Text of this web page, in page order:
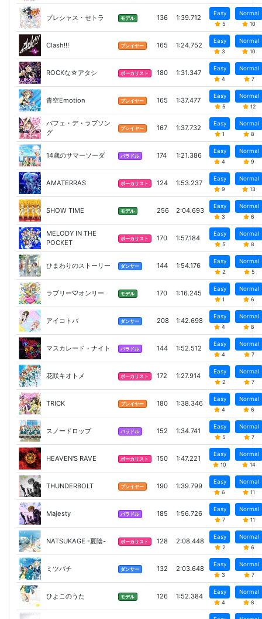
プレシャス・セトラ モデル 136 1:39.712
Easy
5
Normal
10
Clash!!! プレイヤー 165 1:24.752
Easy
3
Normal
10
ROCKな☆アタシ ボーカリスト 180 1:31.347
Easy
4
Normal
7
青空Emotion プレイヤー 165 1:37.477
Easy
5
Normal
12
パフェ・デ・ラブソン
グ
プレイヤー 167 1:37.732
Easy
1
Normal
8
14歳のサマーソーダ バラドル 174 1:21.386
Easy
4
Normal
9
AMATERRAS ボーカリスト 124 1:53.237
Easy
9
Normal
13
SHOW TIME モデル 256 2:04.693
Easy
3
Normal
6
MELODY IN THE
POCKET
ボーカリスト 170 1:57.184
Easy
5
Normal
8
ひまわりのストーリー ダンサー 144 1:54.176
Easy
2
Normal
5
ラブリー♡オンリー モデル 170 1:16.245
Easy
1
Normal
6
アイコトバ ダンサー 208 1:42.698
Easy
4
Normal
8
マスカレード・ナイト バラドル 144 1:52.512
Easy
4
Normal
7
花咲キオトメ ボーカリスト 172 1:27.914
Easy
2
Normal
7
TRICK プレイヤー 180 1:38.346
Easy
4
Normal
6
スノードロップ バラドル 152 1:34.741
Easy
5
Normal
7
HEAVEN'S RAVE ボーカリスト 150 1:47.221
Easy
10
Normal
14
THUNDERBOLT プレイヤー 190 1:39.799
Easy
6
Normal
11
Majesty バラドル 185 1:56.726
Easy
7
Normal
11
NATSUKAGE -夏陰- ボーカリスト 128 2:08.448
Easy
2
Normal
6
ミツバチ ダンサー 132 2:03.648
Easy
3
Normal
7
ひよこのうた モデル 126 1:52.384
Easy
4
Normal
8